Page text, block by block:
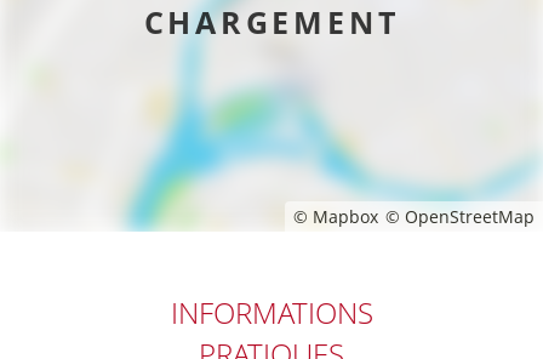
© Mapbox © OpenStreetMap
CHARGEMENT
INFORMATIONS